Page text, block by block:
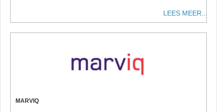
LEES MEER...
MARVIQ